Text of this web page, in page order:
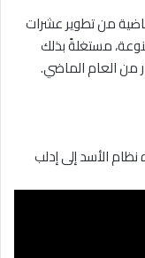
من تطوير عشرات
مستغلةً بذلك
من العام الماضي.
الأسد إلى إدلب